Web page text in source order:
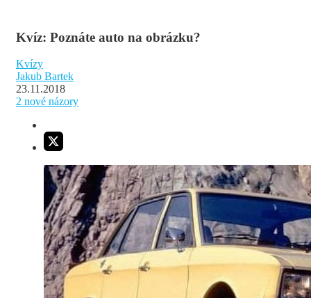
Kvíz: Poznáte auto na obrázku?
Kvízy
Jakub Bartek
23.11.2018
2 nové názory